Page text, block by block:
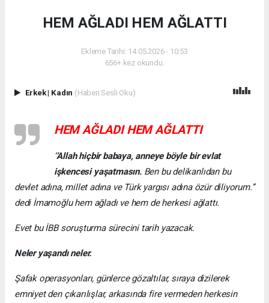
HEM AĞLADI HEM AĞLATTI
Ekleme Tarihi: 14.05.2026 - 10:53
656+ kez okundu.
Erkek| Kadın (Haberi Sesli Oku)
HEM AĞLADI HEM AĞLATTI
‘’Allah hiçbir babaya, anneye böyle bir evlat
işkencesi yaşatmasın.Ben bu delikanlıdan bu
devlet adına, millet adına ve Türk yargısı adına özür diliyorum.’’
dedi İmamoğlu hem ağladı ve hem de herkesi ağlattı.
Evet bu İBB soruşturma sürecini tarih yazacak.
Neler yaşandı neler.
Şafak operasyonları, günlerce gözaltılar, sıraya dizilerek
emniyet den çıkarılışlar, arkasında fire vermeden herkesin